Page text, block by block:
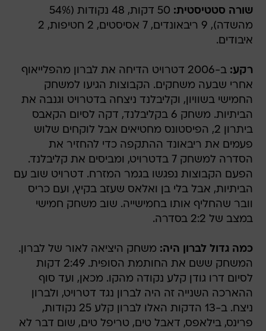
שורה סטטיסטית:
50 דקות, 48 נקודות (54%
מהשדה), 9 ריבאונדים, 7 אסיסטים, 2 חטיפות, 2
איבודים.
רקע:
ב-2006 דטרויט הדיחה את לברון מהפלייאוף
אחרי שבעה משחקים. הקבוצות הגיעו למשחק
החמישי בשוויון, וקליבלנד ניצחה בדטרויט וגנבה את
הביתיות. משחק 6 בקליבלנד, דקה לסיום הקאבס
ביתרון 2, הפיסטונס מחטיאים אבל לוקחים שלוש
פעמים את ריבאונד ההתקפה כדי להחזיר את
הסדרה למשחק 7 בדטרויט, ומביסים את קליבלנד.
הפעם הקבוצות נפגשו בגמר המזרח. דטרויט שוב עם
הביתיות, אבל בלי בן ואלאס שעזב בקיץ, ועם כריס
וובר שהחליף אותו בחמישייה. שוב משחק חמישי
במצב של 2:2 בסדרה.
כמה גדול לברון היה: משחק היציאה לאור של לברון.
המשחק ששם את החותמת הסופית. 2:49 דקות
לסיום דרו גודן קלע נקודה מהקו. מכאן, ועד סוף
ההארכה השנייה זה היה לברון נגד דטרויט, ולברון
ניצח. ב-13 הדקות האלו לברון קלע 25 נקודות,
פרינס, בילאפס, דאבל טים, טריפל טים, שום דבר לא